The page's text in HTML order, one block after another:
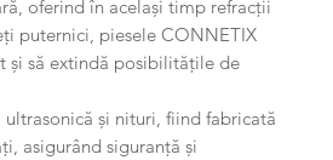
oferind în același timp refracții
puternici, piesele CONNETIX
și să extindă posibilitățile de
ultrasonică și nituri, fiind fabricată
asigurând siguranță și